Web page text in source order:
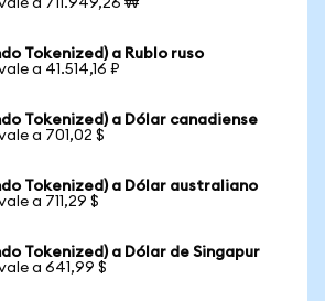
a 711.949,26 ₩
Tokenized) a Rublo ruso
a 41.514,16 ₽
Tokenized) a Dólar canadiense
a 701,02 $
Tokenized) a Dólar australiano
a 711,29 $
Tokenized) a Dólar de Singapur
a 641,99 $